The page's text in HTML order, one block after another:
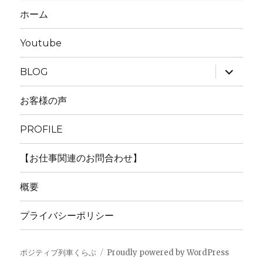
ホーム
Youtube
BLOG
サ
ブ
メ
ー
開
お客様の声
PROFILE
【お仕事関連のお問合わせ】
概要
プライバシーポリシー
ポジティブ列車くらぶ Proudly powered by WordPress